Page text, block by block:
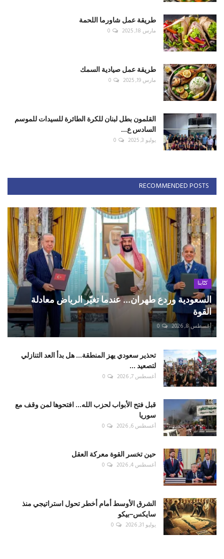
طريقة عمل شاورما اللحمة
مارس 18, 2025 0
طريقة عمل صيادية السمك
مارس 19, 2025 0
القلمون بطل لبنان للكرة الطائرة للسيدات للموسم
السادس ع...
يوليو 3, 2025 0
RECOMMENDED POSTS
كتّابنا
السعودية وردع طهران... عندما تغيّر الرياض معادلة
القوة
أغسطس 8, 2026 0
تحذير سعودي يهز المنطقة... هل بدأ العد التنازلي
لتصعيد ...
أغسطس 7, 2026 0
قبل فتح الأبواب لحزب الله... افتحوها لمن وقف مع
سوريا
أغسطس 6, 2026 0
حين تخسر القوة معركة العقل
أغسطس 4, 2026 0
الشرق الأوسط أمام أخطر تحول استراتيجي منذ
سايكس–بيكو
يوليو 31, 2026 0